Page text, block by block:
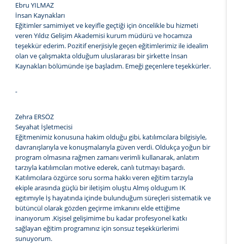
Ebru YILMAZ
İnsan Kaynakları
Eğitimler samimiyet ve keyifle geçtiği için öncelikle bu hizmeti
veren Yıldız Gelişim Akademisi kurum müdürü ve hocamıza
teşekkür ederim. Pozitif enerjisiyle geçen eğitimlerimiz ile idealim
olan ve çalışmakta olduğum uluslararası bir şirkette İnsan
Kaynakları bölümünde işe başladım. Emeği geçenlere teşekkürler.
-
Zehra ERSÖZ
Seyahat İşletmecisi
Eğitmenimiz konusuna hakim olduğu gibi, katılımcılara bilgisiyle,
davranışlarıyla ve konuşmalarıyla güven verdi. Oldukça yoğun bir
program olmasına rağmen zamanı verimli kullanarak, anlatım
tarzıyla katılımcıları motive ederek, canlı tutmayı başardı.
Katılımcılara özgürce soru sorma hakkı veren eğitim tarzıyla
ekiple arasında güçlü bir iletişim oluştu Almış oldugum IK
egıtımıyle İş hayatında içinde bulunduğum süreçleri sistematik ve
bütüncül olarak gözden geçirme imkanını elde ettiğime
inanıyorum .Kişisel gelişimime bu kadar profesyonel katkı
sağlayan eğitim programınız için sonsuz teşekkürlerimi
sunuyorum.